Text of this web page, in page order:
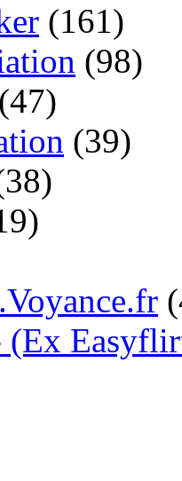
(161)
(98)
(47)
(39)
(Ex